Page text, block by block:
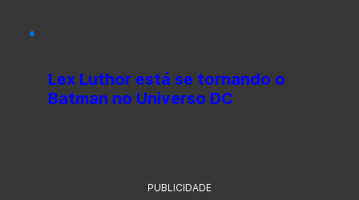
Lex Luthor está se tornando o
Batman no Universo DC
PUBLICIDADE